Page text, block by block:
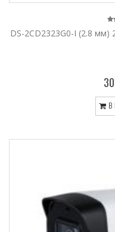
DS-2CD2323G0-I (2.8
В